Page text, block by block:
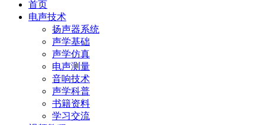
首页
电声技术
扬声器系统
声学基础
声学仿真
电声测量
音响技术
声学科普
书籍资料
学习交流